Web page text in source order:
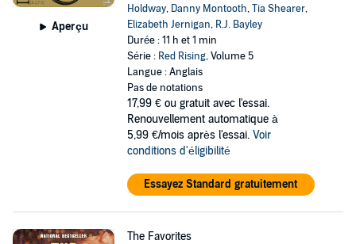
Aperçu
Holdway, Danny Montooth,Tia Shearer,
Elizabeth Jernigan, R.J. Bayley
Durée : 11 h et 1 min
Série : Red Rising, Volume 5
Langue : Anglais
Pas de notations
17,99 € ou gratuit avec l'essai.
Renouvellement automatique à
5,99 €/mois après l'essai. Voir
conditions d'éligibilité
Essayez Standard gratuitement
The Favorites